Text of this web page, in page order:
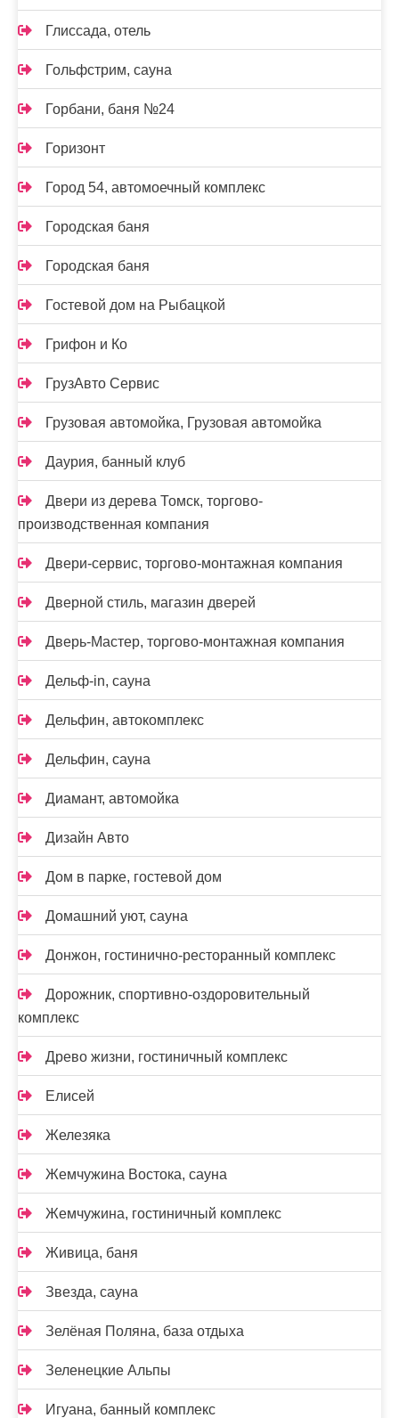
Глиссада, отель
Гольфстрим, сауна
Горбани, баня №24
Горизонт
Город 54, автомоечный комплекс
Городская баня
Городская баня
Гостевой дом на Рыбацкой
Грифон и Ко
ГрузАвто Сервис
Грузовая автомойка, Грузовая автомойка
Даурия, банный клуб
Двери из дерева Томск, торгово-
производственная компания
Двери-сервис, торгово-монтажная компания
Дверной стиль, магазин дверей
Дверь-Мастер, торгово-монтажная компания
Дельф-in, сауна
Дельфин, автокомплекс
Дельфин, сауна
Диамант, автомойка
Дизайн Авто
Дом в парке, гостевой дом
Домашний уют, сауна
Донжон, гостинично-ресторанный комплекс
Дорожник, спортивно-оздоровительный
комплекс
Древо жизни, гостиничный комплекс
Елисей
Железяка
Жемчужина Востока, сауна
Жемчужина, гостиничный комплекс
Живица, баня
Звезда, сауна
Зелёная Поляна, база отдыха
Зеленецкие Альпы
Игуана, банный комплекс